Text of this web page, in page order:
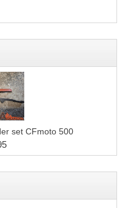
STE
5E
2E
STIXE 250CC
set CFmoto 500